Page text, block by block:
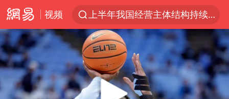
视频
上半年我国经营主体结构持续优化
杭州机场已取消航班388架次
中国籍豪华游艇富商之子在泰国被杀
《披荆斩棘2026》阵容官宣
中国第1高楼阻尼器摆动明显